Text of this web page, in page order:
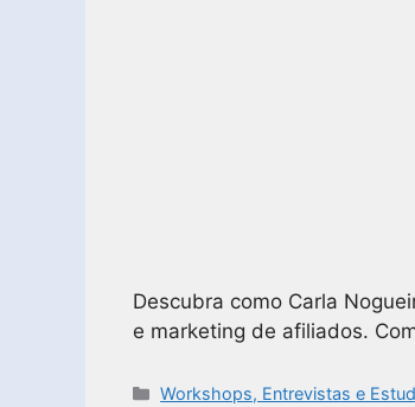
Descubra como Carla
e marketing de afiliados.
Workshops, Entrevistas e